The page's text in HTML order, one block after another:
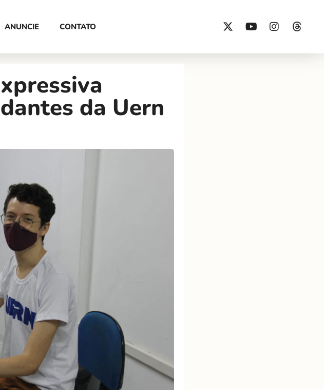
ANUNCIE CONTATO
da Uern